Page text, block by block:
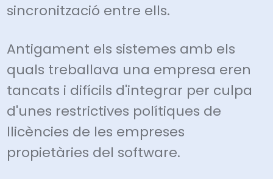
sincronització entre ells.
Antigament els sistemes amb els
quals treballava una empresa eren
tancats i difícils d'integrar per culpa
d'unes restrictives polítiques de
llicències de les empreses
propietàries del software.